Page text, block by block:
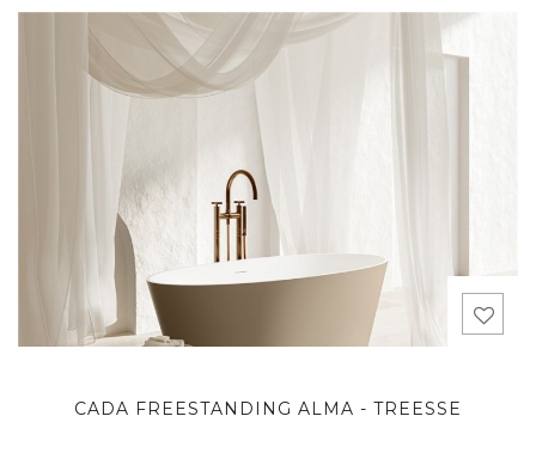
CADA FREESTANDING ALMA - TREESSE